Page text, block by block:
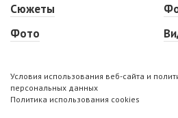
Сюжеты
Фото
Условия использования веб-сайта и
персональных данных
Политика использования cookies